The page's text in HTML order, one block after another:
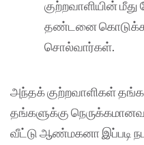
குற்றவாளியின்
தண்டனை
சொல்வார்கள்.
அந்தக் குற்றவாளிகள்
தங்களுக்கு
வீட்டு ஆண்மகனா இப்படி